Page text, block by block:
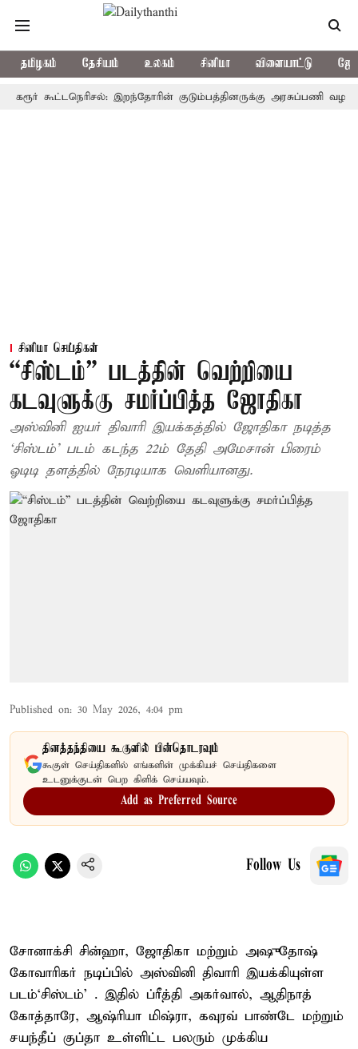
தமிழகம் தேசியம் உலகம் சினிமா விளையாட்டு
கூட்டநெரிசல்: இறந்தோரின் குடும்பத்தினருக்கு அரசுப்பணி வழக்கு;
சினிமா செய்திகள்
“சிஸ்டம்” படத்தின் வெற்றியை
கடவுளுக்கு சமர்ப்பித்த ஜோதிகா
அஸ்வினி ஐயர் திவாரி இயக்கத்தில் ஜோதிகா நடித்த
‘சிஸ்டம்’ படம் கடந்த 22ம் தேதி அமேசான் பிரைம்
ஓடிடி தளத்தில் நேரடியாக வெளியானது.
Published on: 30 May 2026, 4:04 pm
தினத்தந்தியை கூகுளில் பின்தொடரவும்
கூகுள் செய்திகளில் எங்களின் முக்கியச் செய்திகளை
உடனுக்குடன் பெற கிளிக் செய்யவும்.
Add as Preferred Source
Follow Us
சோனாக்சி சின்ஹா, ஜோதிகா மற்றும் அஷுதோஷ்
கோவாரிகர் நடிப்பில் அஸ்வினி திவாரி இயக்கியுள்ள
படம்‘சிஸ்டம்’ . இதில் ப்ரீத்தி அகர்வால், ஆதிநாத்
கோத்தாரே, ஆஷ்ரியா மிஷ்ரா, கவுரவ் பாண்டே மற்றும்
சயந்தீப் குப்தா உள்ளிட்ட பலரும் முக்கிய